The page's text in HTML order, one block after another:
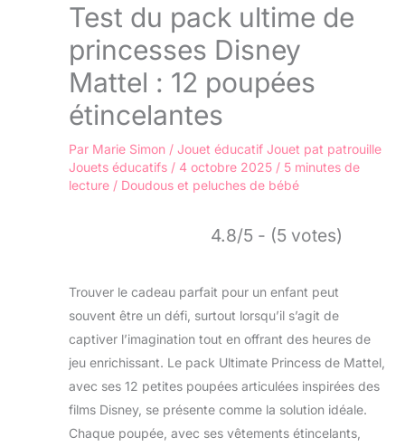
Test du pack ultime de
princesses Disney
Mattel : 12 poupées
étincelantes
Par Marie Simon / Jouet éducatif Jouet pat patrouille
Jouets éducatifs / 4 octobre 2025 / 5 minutes de
lecture / Doudous et peluches de bébé
4.8/5 - (5 votes)
Trouver le cadeau parfait pour un enfant peut
souvent être un défi, surtout lorsqu’il s’agit de
captiver l’imagination tout en offrant des heures de
jeu enrichissant. Le pack Ultimate Princess de Mattel,
avec ses 12 petites poupées articulées inspirées des
films Disney, se présente comme la solution idéale.
Chaque poupée, avec ses vêtements étincelants,